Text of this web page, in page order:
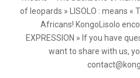
of leopards » LISOLO : means «
Africans! KongoLisolo
EXPRESSION » If you have
want to share with us,